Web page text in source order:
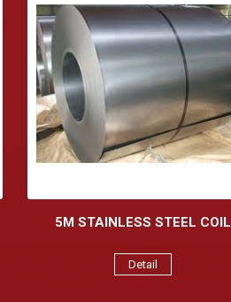
5M STAINLESS STEEL COIL
Detail